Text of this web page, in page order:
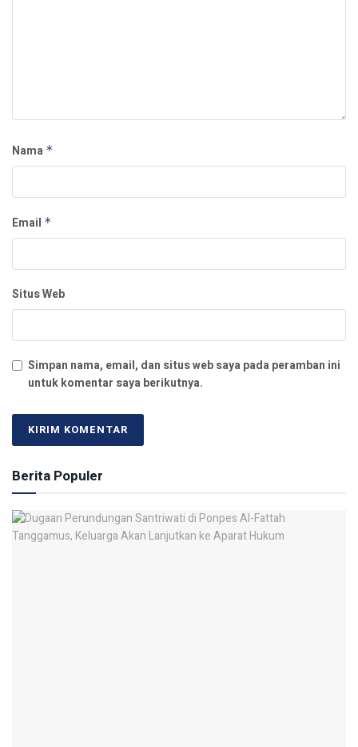
Nama *
Email *
Situs Web
Simpan nama, email, dan situs web saya pada peramban ini
untuk komentar saya berikutnya.
Berita Populer